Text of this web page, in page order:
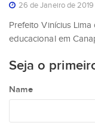
26 de Janeiro de 2019
Prefeito Vinícius
educacional em
Seja o
Name